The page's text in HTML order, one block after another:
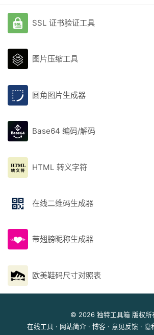
SSL 证书验证工具
图片压缩工具
圆角图片生成器
Base64 编码/解码
HTML 转义字符
在线二维码生成器
带翅膀昵称生成器
欧美鞋码尺寸对照表
© 2026 独特工具箱 版权所
在线工具· 网站简介· 博客· 意见反馈· 隐